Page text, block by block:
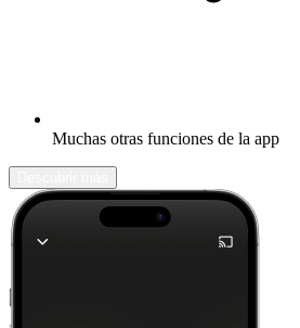
Muchas otras funciones de la app